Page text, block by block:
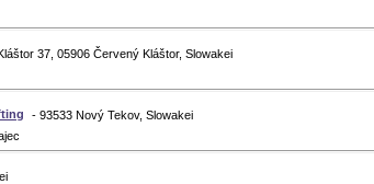
37, 05906 Červený Kláštor, Slowakei
- 93533 Nový Tekov, Slowakei